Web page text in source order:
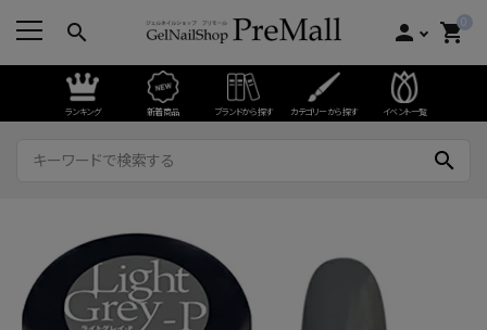
search person 0
shopping_cart
ランキング 新着商品 ブランドから探す カテゴリーから探す イベント一覧
search